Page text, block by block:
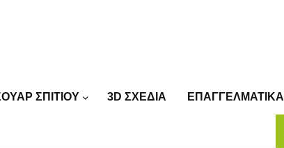
ΣΠΙΤΙΟΥ 3D ΣΧΕΔΙΑ ΕΠΑΓΓΕΛΜΑΤΙΚΑ